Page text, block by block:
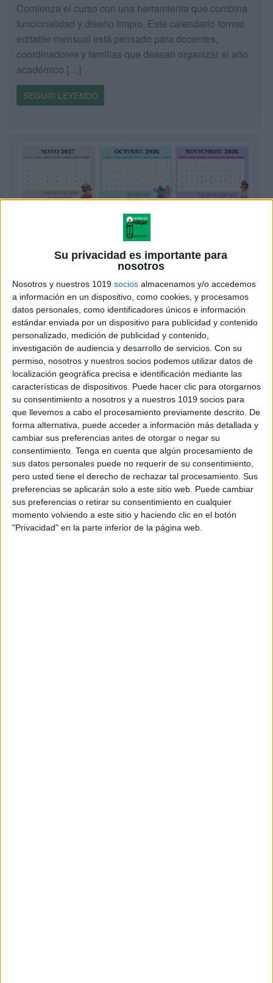
Su privacidad es importante para
nosotros
Nosotros y nuestros 1019 socios almacenamos y/o accedemos
a información en un dispositivo, como cookies, y procesamos
datos personales, como identificadores únicos e información
estándar enviada por un dispositivo para publicidad y contenido
personalizado, medición de publicidad y contenido,
investigación de audiencia y desarrollo de servicios. Con su
permiso, nosotros y nuestros socios podemos utilizar datos de
localización geográfica precisa e identificación mediante las
características de dispositivos. Puede hacer clic para otorgarnos
su consentimiento a nosotros y a nuestros 1019 socios para
que llevemos a cabo el procesamiento previamente descrito. De
forma alternativa, puede acceder a información más detallada y
cambiar sus preferencias antes de otorgar o negar su
consentimiento. Tenga en cuenta que algún procesamiento de
sus datos personales puede no requerir de su consentimiento,
pero usted tiene el derecho de rechazar tal procesamiento. Sus
preferencias se aplicarán solo a este sitio web. Puede cambiar
sus preferencias o retirar su consentimiento en cualquier
momento volviendo a este sitio y haciendo clic en el botón
"Privacidad" en la parte inferior de la página web.
Comienza el curso con una herramienta que combina
funcionalidad y diseño limpio. Este calendario formal
editable mensual está pensado para docentes,
coordinadores y familias que desean organizar el año
académico […]
SEGUIR LEYENDO
Preciosos calendarios Disney curso 2026-
2027
Publicado hace 13 horas
Hoy compartimos un recurso especialmente bonito y
práctico para preparar el nuevo curso escolar: una
colección de calendarios mensuales inspirados en
personajes Disney para el curso 2026-2027. El
material incluye […]
SEGUIR LEYENDO